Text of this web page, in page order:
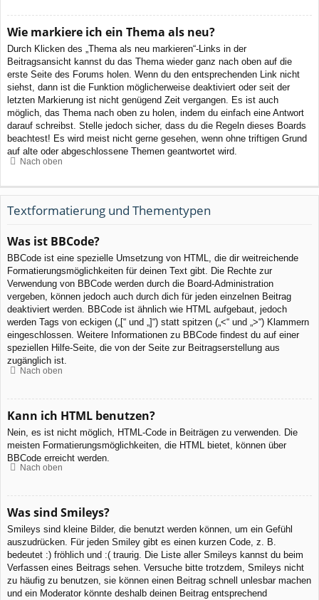
Wie markiere ich ein Thema als neu?
Durch Klicken des „Thema als neu markieren“-Links in der
Beitragsansicht kannst du das Thema wieder ganz nach oben auf die
erste Seite des Forums holen. Wenn du den entsprechenden Link nicht
siehst, dann ist die Funktion möglicherweise deaktiviert oder seit der
letzten Markierung ist nicht genügend Zeit vergangen. Es ist auch
möglich, das Thema nach oben zu holen, indem du einfach eine Antwort
darauf schreibst. Stelle jedoch sicher, dass du die Regeln dieses Boards
beachtest! Es wird meist nicht gerne gesehen, wenn ohne triftigen Grund
auf alte oder abgeschlossene Themen geantwortet wird.
Nach oben
Textformatierung und Thementypen
Was ist BBCode?
BBCode ist eine spezielle Umsetzung von HTML, die dir weitreichende
Formatierungsmöglichkeiten für deinen Text gibt. Die Rechte zur
Verwendung von BBCode werden durch die Board-Administration
vergeben, können jedoch auch durch dich für jeden einzelnen Beitrag
deaktiviert werden. BBCode ist ähnlich wie HTML aufgebaut, jedoch
werden Tags von eckigen („[“ und „]“) statt spitzen („<“ und „>“) Klammern
eingeschlossen. Weitere Informationen zu BBCode findest du auf einer
speziellen Hilfe-Seite, die von der Seite zur Beitragserstellung aus
zugänglich ist.
Nach oben
Kann ich HTML benutzen?
Nein, es ist nicht möglich, HTML-Code in Beiträgen zu verwenden. Die
meisten Formatierungsmöglichkeiten, die HTML bietet, können über
BBCode erreicht werden.
Nach oben
Was sind Smileys?
Smileys sind kleine Bilder, die benutzt werden können, um ein Gefühl
auszudrücken. Für jeden Smiley gibt es einen kurzen Code, z. B.
bedeutet :) fröhlich und :( traurig. Die Liste aller Smileys kannst du beim
Verfassen eines Beitrags sehen. Versuche bitte trotzdem, Smileys nicht
zu häufig zu benutzen, sie können einen Beitrag schnell unlesbar machen
und ein Moderator könnte deshalb deinen Beitrag entsprechend